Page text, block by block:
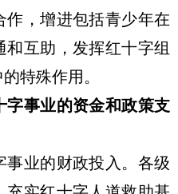
作，增进包括青少年在
互助，发挥红十字组
特殊作用。
字事业的资金和政策支
业的财政投入。各级